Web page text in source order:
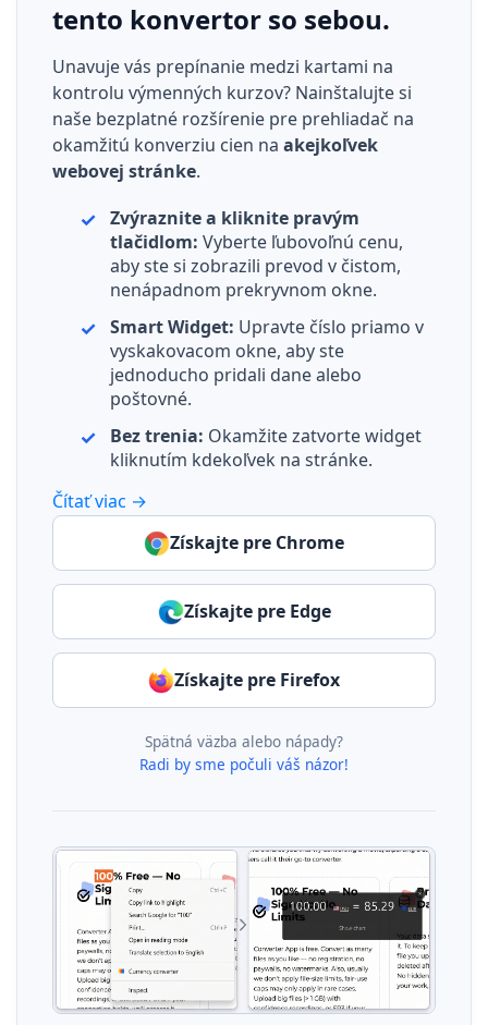
tento konvertor so sebou.
Unavuje vás prepínanie medzi kartami na
kontrolu výmenných kurzov? Nainštalujte si
naše bezplatné rozšírenie pre prehliadač na
okamžitú konverziu cien na akejkoľvek
webovej stránke.
Zvýraznite a kliknite pravým
tlačidlom: Vyberte ľubovoľnú cenu,
aby ste si zobrazili prevod v čistom,
nenápadnom prekryvnom okne.
Smart Widget: Upravte číslo priamo v
vyskakovacom okne, aby ste
jednoducho pridali dane alebo
poštovné.
Bez trenia: Okamžite zatvorte widget
kliknutím kdekoľvek na stránke.
Čítať viac →
Získajte pre Chrome
Získajte pre Edge
Získajte pre Firefox
Spätná väzba alebo nápady?
Radi by sme počuli váš názor!